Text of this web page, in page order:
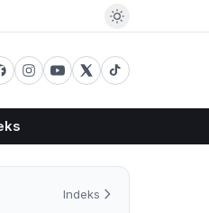
Indeks